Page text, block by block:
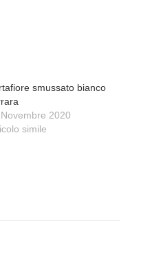
smussato bianco
2020
simile